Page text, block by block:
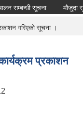
सम्बन्धी सूचना मौजुदा
गरिएको सूचना ।
कार्यक्रम प्रकाशन